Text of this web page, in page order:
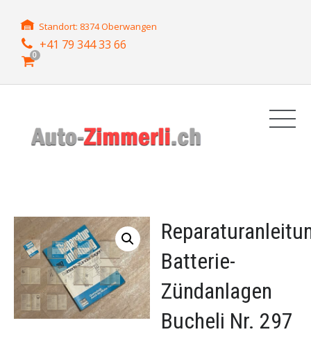
Standort: 8374 Oberwangen
+41 79 344 33 66
0
Batterie-
Zündanlagen
Bucheli Nr. 297